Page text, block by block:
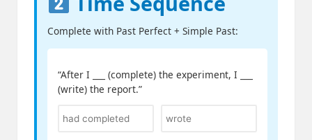
Complete with Past Perfect + Simple Past:
“After I ___ (complete) the experiment, I ___
(write) the report.”